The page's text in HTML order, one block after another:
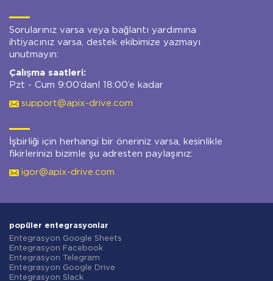
Sorularınız varsa veya bağlantı yardımına
ihtiyacınız varsa, destek ekibimize yazmayı
unutmayın:
Çalışma saatleri:
Pzt - Cum 9:00’danl 18:00’e kadar
support@apix-drive.com
İşbirliği için herhangi bir öneriniz varsa, kesinlikle
fikirlerinizi bizimle şu adresten paylaşınız:
igor@apix-drive.com
popüler entegrasyonlar
Entegrasyon Google Sheets
Entegrasyon Facebook
Entegrasyon Telegram
Entegrasyon Google Drive
Entegrasyon Slack